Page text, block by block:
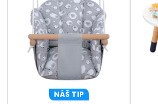
NÁŠ TIP